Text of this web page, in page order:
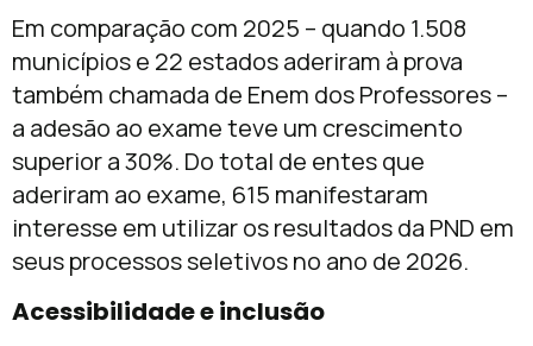
Em comparação com 2025 – quando 1.508
municípios e 22 estados aderiram à prova
também chamada de Enem dos Professores –
a adesão ao exame teve um crescimento
superior a 30%. Do total de entes que
aderiram ao exame, 615 manifestaram
interesse em utilizar os resultados da PND em
seus processos seletivos no ano de 2026.
Acessibilidade e inclusão